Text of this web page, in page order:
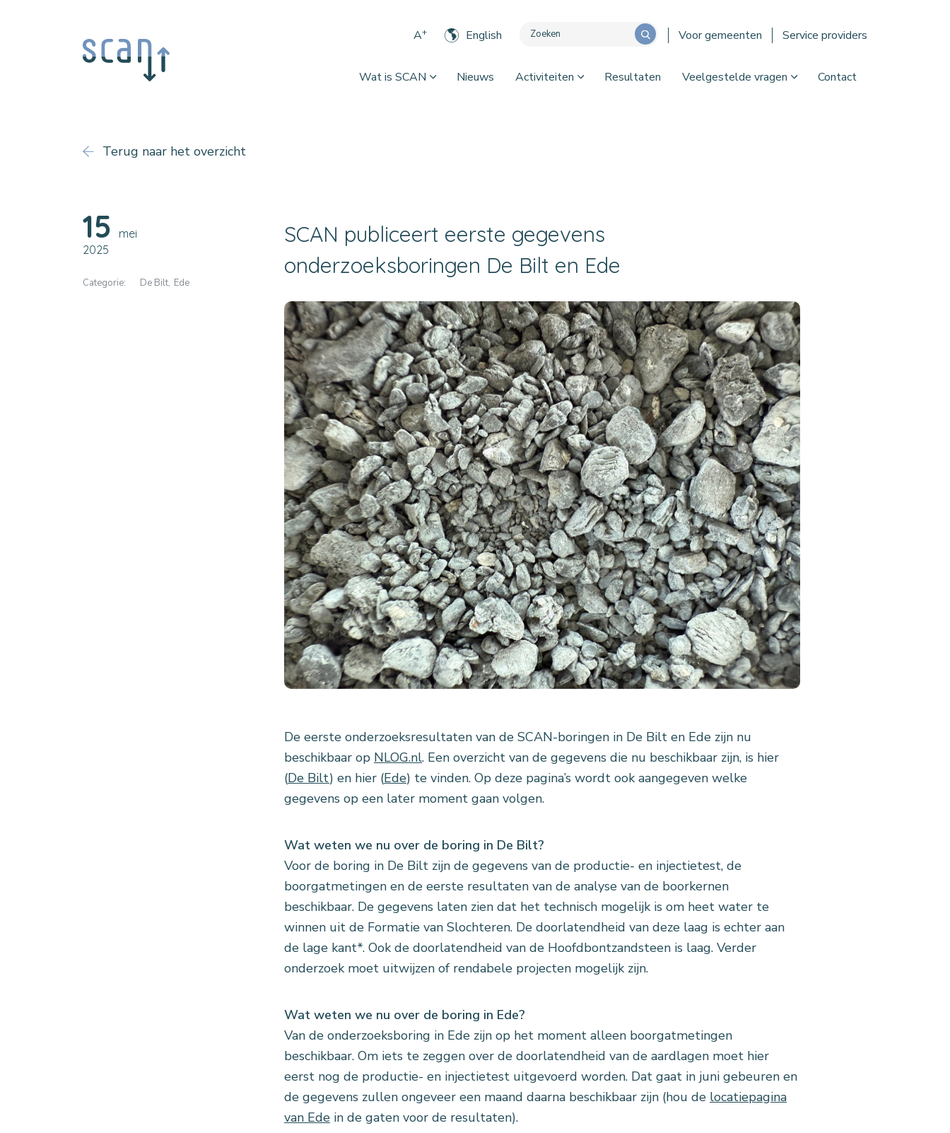
A+ English Voor gemeenten Service providers
Wat is SCAN Nieuws Activiteiten Resultaten Veelgestelde vragen Contact
Terug naar het overzicht
15
mei
2025
Categorie: De Bilt Ede
SCAN publiceert eerste gegevens
onderzoeksboringen De Bilt en Ede
De eerste onderzoeksresultaten van de SCAN-boringen in De Bilt en Ede zijn nu
beschikbaar op NLOG.nl. Een overzicht van de gegevens die nu beschikbaar zijn, is hier
(De Bilt) en hier (Ede) te vinden. Op deze pagina’s wordt ook aangegeven welke
gegevens op een later moment gaan volgen.
Wat weten we nu over de boring in De Bilt?
Voor de boring in De Bilt zijn de gegevens van de productie- en injectietest, de
boorgatmetingen en de eerste resultaten van de analyse van de boorkernen
beschikbaar. De gegevens laten zien dat het technisch mogelijk is om heet water te
winnen uit de Formatie van Slochteren. De doorlatendheid van deze laag is echter aan
de lage kant*. Ook de doorlatendheid van de Hoofdbontzandsteen is laag. Verder
onderzoek moet uitwijzen of rendabele projecten mogelijk zijn.
Wat weten we nu over de boring in Ede?
Van de onderzoeksboring in Ede zijn op het moment alleen boorgatmetingen
beschikbaar. Om iets te zeggen over de doorlatendheid van de aardlagen moet hier
eerst nog de productie- en injectietest uitgevoerd worden. Dat gaat in juni gebeuren en
de gegevens zullen ongeveer een maand daarna beschikbaar zijn (hou de locatiepagina
van Ede in de gaten voor de resultaten).